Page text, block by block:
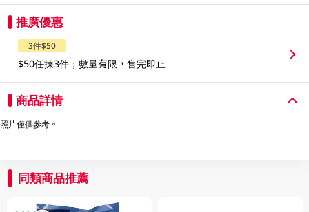
推廣優惠
3件$50
$50任揀3件；數量有限，售完即止
商品詳情
照片僅供參考。
同類商品推薦